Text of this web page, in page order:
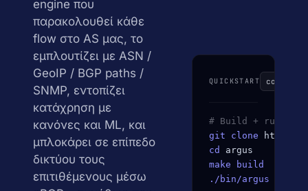
Δωρεάν μεταφορά site
Zero-downtime · την κάνουμε εμείς
BGP · traceroute · mtr (AS216285)
engine που
παρακολουθεί κάθε
flow στο AS μας, το
εμπλουτίζει με ASN /
GeoIP / BGP paths /
SNMP, εντοπίζει
κατάχρηση με
κανόνες και ML, και
μπλοκάρει σε επίπεδο
δικτύου τους
επιτιθέμενους μέσω
QUICKSTART copy
# Build + run on
git clone https://
cd
argus
make build
./bin/argus